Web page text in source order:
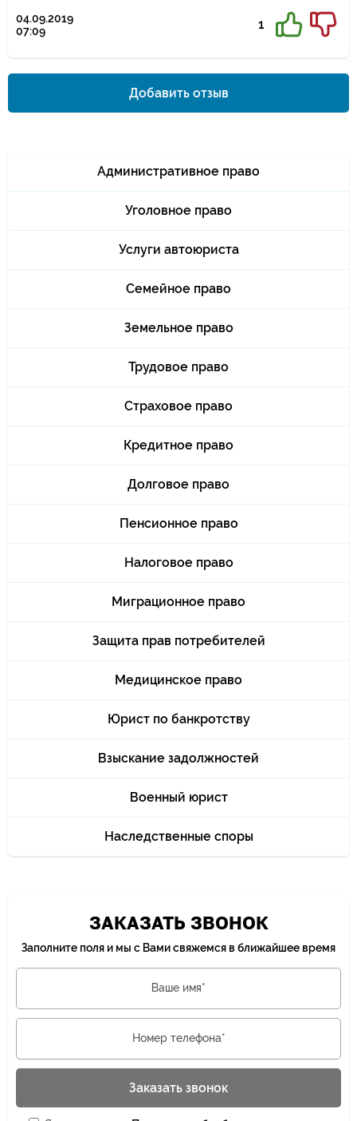
04.09.2019
07:09
1
Добавить отзыв
Административное право
Уголовное право
Услуги автоюриста
Семейное право
Земельное право
Трудовое право
Страховое право
Кредитное право
Долговое право
Пенсионное право
Налоговое право
Миграционное право
Защита прав потребителей
Медицинское право
Юрист по банкротству
Взыскание задолжностей
Военный юрист
Наследственные споры
ЗАКАЗАТЬ ЗВОНОК
Заполните поля и мы с Вами свяжемся в ближайшее время
Ваше имя*
Номер телефона*
Заказать звонок